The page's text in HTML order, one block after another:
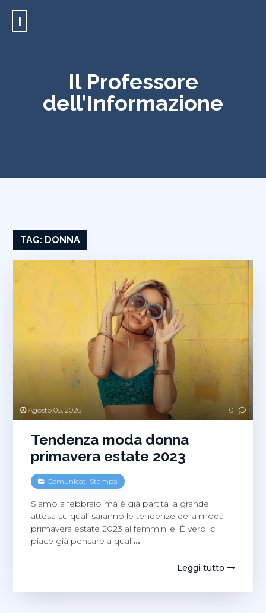
I
Il Professore
dell’Informazione
TAG: DONNA
Agosto 08, 2026 0
Tendenza moda donna
primavera estate 2023
Comunicati Stampa
Siamo a febbraio ma è già partita la grande
attesa su quali saranno le tendenze della moda
primavera estate 2023 al femminile. È vero, ci
piace già pensare a quali…
Leggi tutto